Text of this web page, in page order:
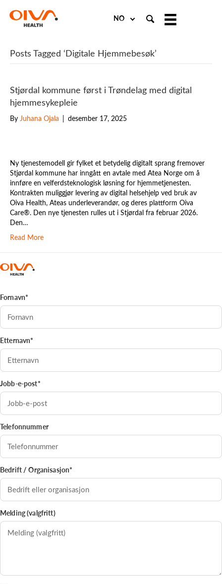
Choose
Posts Tagged ‘Digitale Hjemmebesøk’
Stjørdal kommune først i Trøndelag med digital
hjemmesykepleie
By Juhana Ojala | desember 17, 2025
Ny tjenestemodell gir fylket et betydelig digitalt sprang fremover
Stjørdal kommune har inngått en avtale med Atea Norge om å
innføre en velferdsteknologisk løsning for hjemmetjenesten.
Kontrakten muliggjør levering av digital helsehjelp ved bruk av
Oiva Health, Ateas underleverandør, og deres plattform Oiva
Care®. Den nye tjenesten rulles ut i Stjørdal fra februar 2026.
Den…
Read More
Fornavn*
Etternavn*
Jobb-e-post*
Telefonnummer
Bedrift / Organisasjon*
Melding (valgfritt)